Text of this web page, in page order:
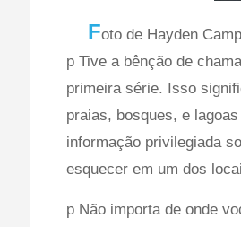
Foto de Hayden
p Tive a bênção de
primeira série. Isso
praias, bosques, e
informação privilegiada
esquecer em um dos
p Não importa de onde